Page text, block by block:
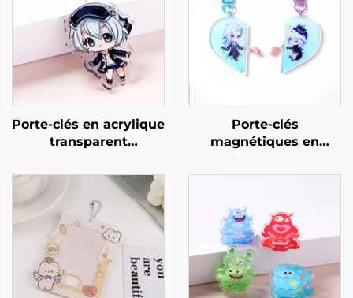
Porte-clés en acrylique
transparent
Porte-clés
magnétiques en
personnalisables